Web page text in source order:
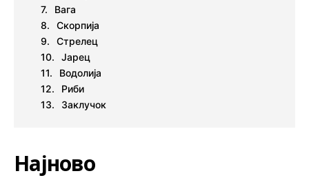
Вага
Скорпија
Стрелец
Јарец
Водолија
Риби
Заклучок
Најново